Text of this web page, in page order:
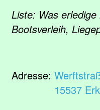
Liste: Was
Bootsverleih,
Adresse:
15537